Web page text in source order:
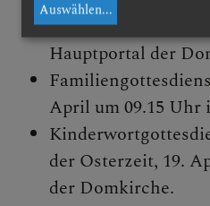
DOM
um 14.45 Uhr.
Hauptportal der
April um 09.15
der Osterzeit, 19.
der Domkirche.
Auswählen...